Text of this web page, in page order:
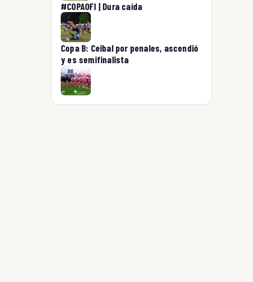
#COPAOFI | Dura caída
Copa B: Ceibal por penales, ascendió
y es semifinalista